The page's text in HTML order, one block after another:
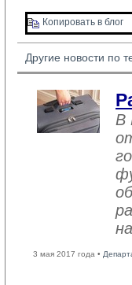
Копировать в блог
Другие новости по
В
3 мая 2017 года •